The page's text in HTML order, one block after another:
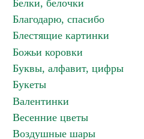
Белки, белочки
Благодарю, спасибо
Блестящие картинки
Божьи коровки
Буквы, алфавит, цифры
Букеты
Валентинки
Весенние цветы
Воздушные шары